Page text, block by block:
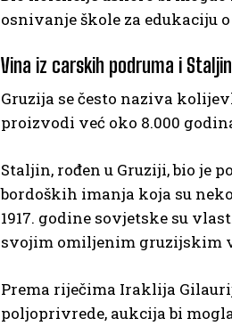
osnivanje škole za edukaciju
Vina iz carskih podruma i
Gruzija se često naziva
proizvodi već oko 8.000
Staljin, rođen u Gruziji, bio je
bordoških imanja koja su
1917. godine sovjetske su
svojim omiljenim gruzijskim
Prema riječima Iraklija
poljoprivrede, aukcija bi